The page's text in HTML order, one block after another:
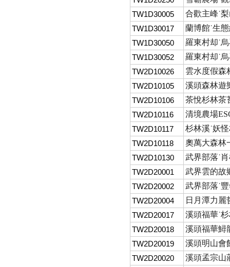
TW1D30005
合歡主峰˙
TW1D30017
蘭博館˙生
TW1D30050
羅東村却˙
TW1D30052
羅東村却˙
TW2D10026
雲水度假森
TW2D10105
溪頭森林遊
TW2D10106
茶悅杉林茶
TW2D10116
清境農場
TW2D10117
杉林溪˙妖
TW2D10118
奧萬大森林
TW2D10130
武界部落˙
TW2D20001
武界雲的故
TW2D20002
武界部落˙
TW2D20004
日月潭力麗
TW2D20017
溪頭福華˙
TW2D20018
溪頭福華鱘
TW2D20019
溪頭明山會
TW2D20020
溪頭孟宗山